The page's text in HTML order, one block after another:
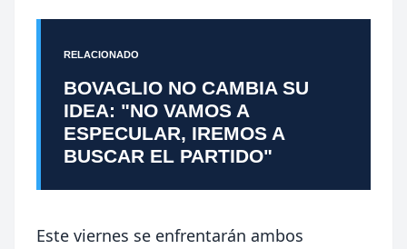
RELACIONADO
BOVAGLIO NO CAMBIA SU
IDEA: "NO VAMOS A
ESPECULAR, IREMOS A
BUSCAR EL PARTIDO"
Este viernes se enfrentarán ambos